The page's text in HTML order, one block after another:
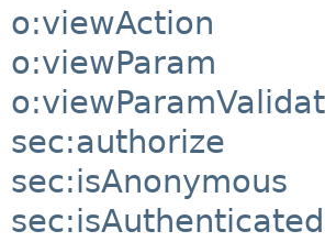
o:viewAction
o:viewParam
sec:authorize
sec:isAnonymous
sec:isAuthenticated